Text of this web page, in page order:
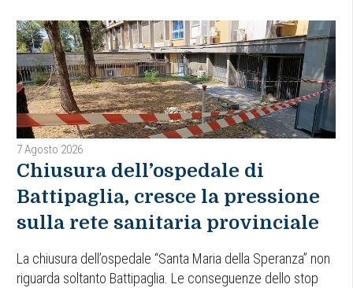
7 Agosto 2026
Chiusura dell’ospedale di
Battipaglia, cresce la pressione
sulla rete sanitaria provinciale
La chiusura dell’ospedale “Santa Maria della Speranza” non
riguarda soltanto Battipaglia. Le conseguenze dello stop